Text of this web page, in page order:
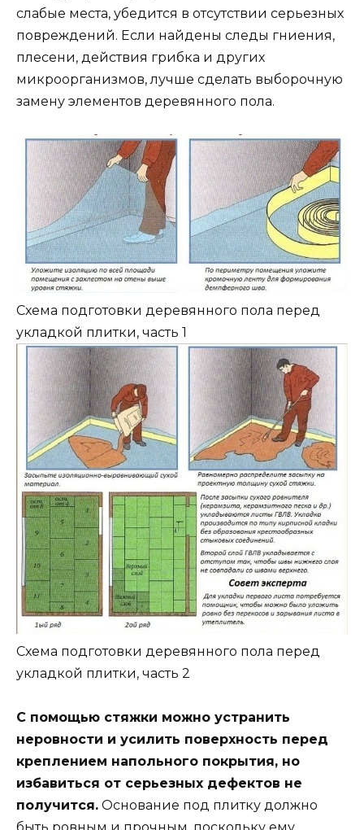
слабые места, убедится в отсутствии серьезных
повреждений. Если найдены следы гниения,
плесени, действия грибка и других
микроорганизмов, лучше сделать выборочную
замену элементов деревянного пола.
Схема подготовки деревянного пола перед
укладкой плитки, часть 1
Схема подготовки деревянного пола перед
укладкой плитки, часть 2
С помощью стяжки можно устранить
неровности и усилить поверхность перед
креплением напольного покрытия, но
избавиться от серьезных дефектов не
получится. Основание под плитку должно